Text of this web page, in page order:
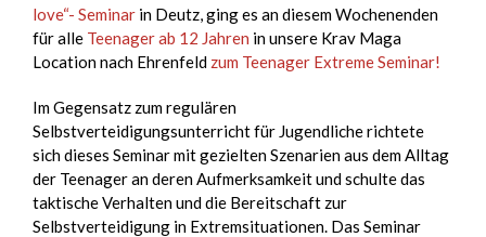
love“- Seminar in Deutz, ging es an diesem Wochenenden
für alle Teenager ab 12 Jahren in unsere Krav Maga
Location nach Ehrenfeld zum Teenager Extreme Seminar!
Im Gegensatz zum regulären
Selbstverteidigungsunterricht für Jugendliche richtete
sich dieses Seminar mit gezielten Szenarien aus dem Alltag
der Teenager an deren Aufmerksamkeit und schulte das
taktische Verhalten und die Bereitschaft zur
Selbstverteidigung in Extremsituationen. Das Seminar